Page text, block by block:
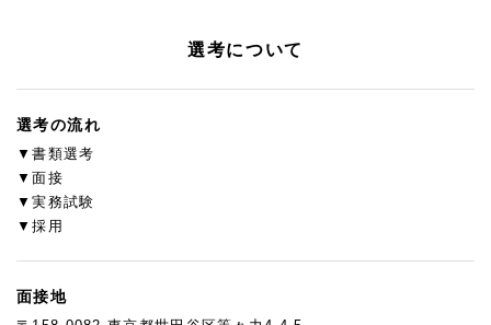
選考について
選考の流れ
▼書類選考
▼面接
▼実務試験
▼採用
面接地